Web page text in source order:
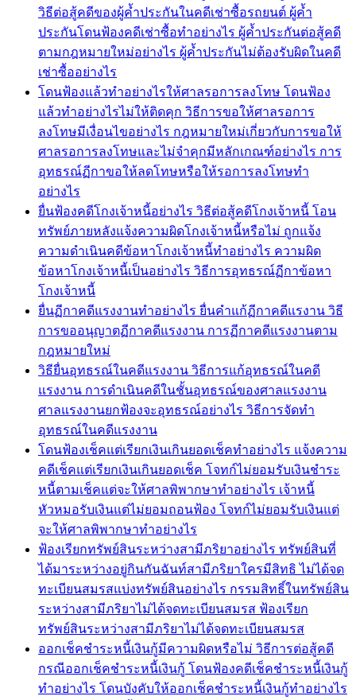
วิธีต่อสู้คดีของผู้ค้ำประกันในคดีเช่าซื้อรถยนต์ ผู้ค้ำ
ประกันโดนฟ้องคดีเช่าซื้อทำอย่างไร ผู้ค้ำประกันต่อสู้คดี
ตามกฎหมายใหม่อย่างไร ผู้ค้ำประกันไม่ต้องรับผิดในคดี
เช่าซื้ออย่างไร
โดนฟ้องแล้วทำอย่างไรให้ศาลรอการลงโทษ โดนฟ้อง
แล้วทำอย่างไรไม่ให้ติดคุก วิธีการขอให้ศาลรอการ
ลงโทษมีเงื่อนไขอย่างไร กฎหมายใหม่เกี่ยวกับการขอให้
ศาลรอการลงโทษและไม่จำคุกมีหลักเกณฑ์อย่างไร การ
อุทธรณ์ฏีกาขอให้ลดโทษหรือให้รอการลงโทษทำ
อย่างไร
ยื่นฟ้องคดีโกงเจ้าหนี้อย่างไร วิธีต่อสู้คดีโกงเจ้าหนี้ โอน
ทรัพย์ภายหลังแจ้งความผิดโกงเจ้าหนี้หรือไม่ ถูกแจ้ง
ความดำเนินคดีข้อหาโกงเจ้าหนี้ทำอย่างไร ความผิด
ข้อหาโกงเจ้าหนี้เป็นอย่างไร วิธีการอุทธรณ์ฏีกาข้อหา
โกงเจ้าหนี้
ยื่นฏีกาคดีแรงงานทำอย่างไร ยื่นคำแก้ฏีกาคดีแรงาน วิธี
การขออนุญาตฏีกาคดีแรงงาน การฏีกาคดีแรงงานตาม
กฎหมายใหม่
วิธียื่นอุทธรณ์ในคดีแรงงาน วิธีการแก้อุทธรณ์ในคดี
แรงงาน การดำเนินคดีในชั้นอุทธรณ์ของศาลแรงงาน
ศาลแรงงานยกฟ้องจะอุทธรณ์อย่างไร วิธีการจัดทำ
อุทธรณ์ในคดีแรงงาน
โดนฟ้องเช็คแต่เรียกเงินเกินยอดเช็คทำอย่างไร แจ้งความ
คดีเช็คแต่เรียกเงินเกินยอดเช็ค โจทก์ไม่ยอมรับเงินชำระ
หนี้ตามเช็คแต่จะให้ศาลพิพากษาทำอย่างไร เจ้าหนี้
หัวหมอรับเงินแต่ไม่ยอมถอนฟ้อง โจทก์ไม่ยอมรับเงินแต่
จะให้ศาลพิพากษาทำอย่างไร
ฟ้องเรียกทรัพย์สินระหว่างสามีภริยาอย่างไร ทรัพย์สินที่
ได้มาระหว่างอยู่กินกันฉันท์สามีภริยาใครมีสิทธิ ไม่ได้จด
ทะเบียนสมรสแบ่งทรัพย์สินอย่างไร กรรมสิทธิ์ในทรัพย์สิน
ระหว่างสามีภริยาไม่ได้จดทะเบียนสมรส ฟ้องเรียก
ทรัพย์สินระหว่างสามีภริยาไม่ได้จดทะเบียนสมรส
ออกเช็คชำระหนี้เงินกู้มีความผิดหรือไม่ วิธีการต่อสู้คดี
กรณีออกเช็คชำระหนี้เงินกู้ โดนฟ้องคดีเช็คชำระหนี้เงินกู้
ทำอย่างไร โดนบังคับให้ออกเช็คชำระหนี้เงินกู้ทำอย่างไร